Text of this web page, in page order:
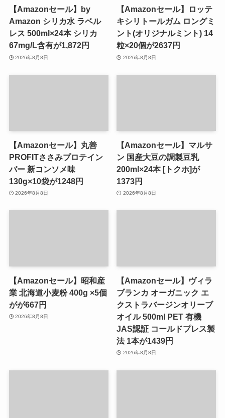
【Amazonセール】by
Amazon シリカ水 ラベル
レス 500ml×24本 シリカ
67mg/L含有が1,872円
2026年8月8日
【Amazonセール】ロッテ
キシリトールガム ロングミ
ント(オリジナルミント) 14
粒×20個が2637円
2026年8月8日
【Amazonセール】丸善
PROFITささみプロテイン
バー 新コンソメ味
130g×10袋が1248円
2026年8月8日
【Amazonセール】マルサ
ン 国産大豆の調製豆乳
200ml×24本 [トクホ]が
1373円
2026年8月8日
【Amazonセール】昭和産
業 北海道小麦粉 400g ×5個
がが667円
2026年8月8日
【Amazonセール】ヴィラ
ブランカ オーガニック エ
クストラバージンオリーブ
オイル 500ml PET 有機
JAS認証 コールドプレス製
法 1本が1439円
2026年8月8日